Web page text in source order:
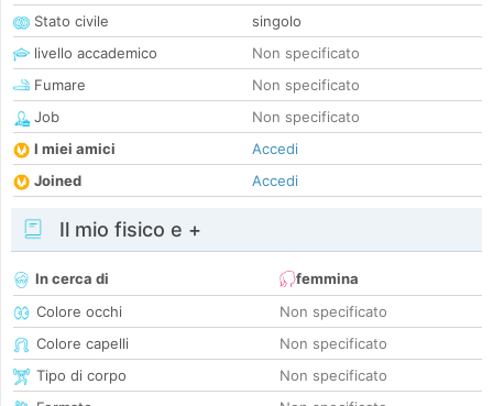
Stato civile
singolo
livello accademico
Non specificato
Fumare
Non specificato
Job
Non specificato
I miei amici
Accedi
Joined
Accedi
Il mio fisico e +
In cerca di
femmina
Colore occhi
Non specificato
Colore capelli
Non specificato
Tipo di corpo
Non specificato